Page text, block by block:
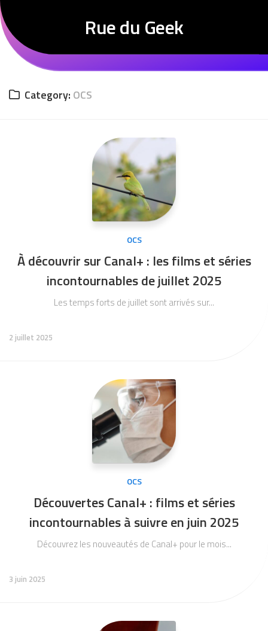
Skip
to
content
Rue du Geek
Category: OCS
OCS
À découvrir sur Canal+ : les films et séries
incontournables de juillet 2025
Les temps forts de juillet sont arrivés sur...
2 juillet 2025
OCS
Découvertes Canal+ : films et séries
incontournables à suivre en juin 2025
Découvrez les nouveautés de Canal+ pour le mois...
3 juin 2025